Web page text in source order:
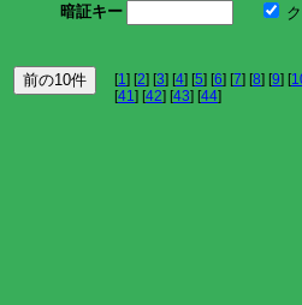
暗証キー
[1] [2] [3] [4] [5] [6] [7] [8] [9] [
[41] [42] [43] [44]